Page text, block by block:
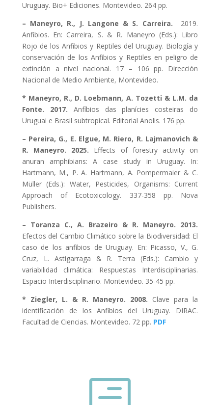
Uruguay. Bio+ Ediciones. Montevideo. 264 pp.
– Maneyro, R., J. Langone & S. Carreira.
2019.
Anfibios. En: Carreira, S. & R. Maneyro (Eds.): Libro
Rojo de los Anfibios y Reptiles del Uruguay. Biología y
conservación de los Anfibios y Reptiles en peligro de
extinción a nivel nacional. 17 – 106 pp. Dirección
Nacional de Medio Ambiente, Montevideo.
* Maneyro, R., D. Loebmann, A. Tozetti & L.M. da
Fonte. 2017. Anfíbios das planícies costeiras do
Uruguai e Brasil subtropical. Editorial Anolis. 176 pp.
– Pereira, G., E. Elgue, M. Riero, R. Lajmanovich &
R. Maneyro. 2025. Effects of forestry activity on
anuran amphibians: A case study in Uruguay. In:
Hartmann, M., P. A. Hartmann, A. Pompermaier & C.
Müller (Eds.): Water, Pesticides, Organisms: Current
Approach of Ecotoxicology. 337-358 pp. Nova
Publishers.
– Toranza C., A. Brazeiro & R. Maneyro. 2013.
Efectos del Cambio Climático sobre la Biodiversidad: El
caso de los anfibios de Uruguay. En: Picasso, V., G.
Cruz, L. Astigarraga & R. Terra (Eds.): Cambio y
variabilidad climática: Respuestas Interdisciplinarias.
Espacio Interdisciplinario. Montevideo. 35-45 pp.
* Ziegler, L. & R. Maneyro. 2008. Clave para la
identificación de los Anfibios del Uruguay. DIRAC.
Facultad de Ciencias. Montevideo. 72 pp. PDF